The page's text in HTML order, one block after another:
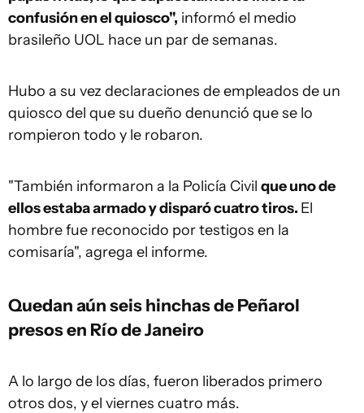
confusión en el quiosco", informó el medio
brasileño UOL hace un par de semanas.
Hubo a su vez declaraciones de empleados de un
quiosco del que su dueño denunció que se lo
rompieron todo y le robaron.
"También informaron a la Policía Civil que uno de
ellos estaba armado y disparó cuatro tiros. El
hombre fue reconocido por testigos en la
comisaría", agrega el informe.
Quedan aún seis hinchas de Peñarol
presos en Río de Janeiro
A lo largo de los días, fueron liberados primero
otros dos, y el viernes cuatro más.